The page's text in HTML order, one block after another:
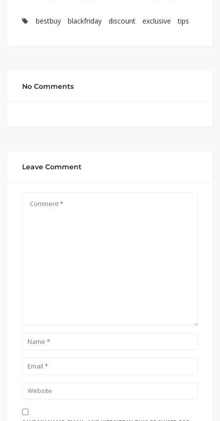
bestbuy blackfriday discount exclusive tips
No Comments
Leave Comment